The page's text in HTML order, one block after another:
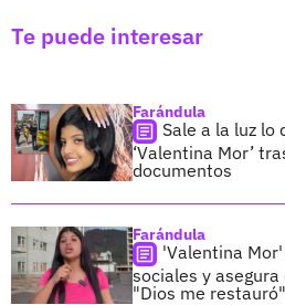
Te puede interesar
Farándula
Sale a la luz lo
‘Valentina Mor’
documentos
Farándula
'Valentina
sociales y
"Dios me restauró"